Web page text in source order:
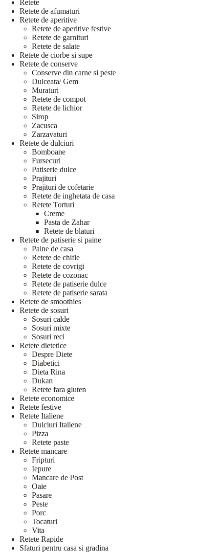
Retete
Retete de afumaturi
Retete de aperitive
Retete de aperitive festive
Retete de garnituri
Retete de salate
Retete de ciorbe si supe
Retete de conserve
Conserve din carne si peste
Dulceata/ Gem
Muraturi
Retete de compot
Retete de lichior
Sirop
Zacusca
Zarzavaturi
Retete de dulciuri
Bomboane
Fursecuri
Patiserie dulce
Prajituri
Prajituri de cofetarie
Retete de inghetata de casa
Retete Torturi
Creme
Pasta de Zahar
Retete de blaturi
Retete de patiserie si paine
Paine de casa
Retete de chifle
Retete de covrigi
Retete de cozonac
Retete de patiserie dulce
Retete de patiserie sarata
Retete de smoothies
Retete de sosuri
Sosuri calde
Sosuri mixte
Sosuri reci
Retete dietetice
Despre Diete
Diabetici
Dieta Rina
Dukan
Retete fara gluten
Retete economice
Retete festive
Retete Italiene
Dulciuri Italiene
Pizza
Retete paste
Retete mancare
Fripturi
Iepure
Mancare de Post
Oaie
Pasare
Peste
Porc
Tocaturi
Vita
Retete Rapide
Sfaturi pentru casa si gradina